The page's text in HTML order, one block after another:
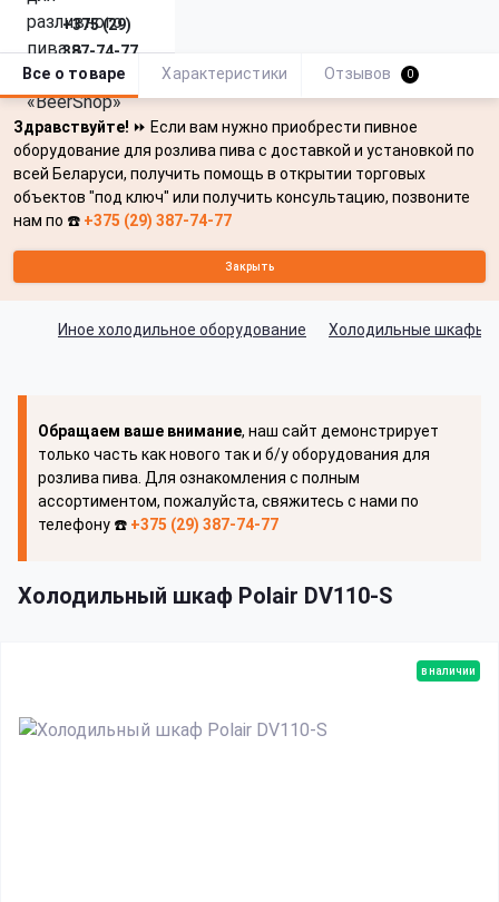
Здравствуйте! ⏩ Если вам нужно приобрести пивное
оборудование для розлива пива с доставкой и установкой по
всей Беларуси, получить помощь в открытии торговых
объектов "под ключ" или получить консультацию, позвоните
нам по ☎️ +375 (29) 387-74-77
Закрыть
+375 (29)
387-74-77
Иное холодильное оборудование Холодильные шкафы
Обращаем ваше внимание, наш сайт демонстрирует
только часть как нового так и б/у оборудования для
розлива пива. Для ознакомления с полным
ассортиментом, пожалуйста, свяжитесь с нами по
телефону ☎️ +375 (29) 387-74-77
Холодильный шкаф Polair DV110-S
Все о товаре Характеристики Отзывов 0
в наличии